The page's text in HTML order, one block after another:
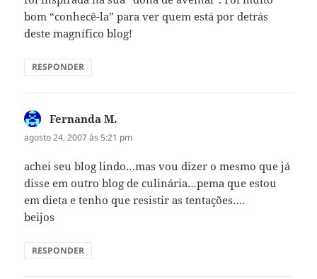
bom “conhecê-la” para ver quem está por detrás
deste magnífico blog!
RESPONDER
Fernanda M.
agosto 24, 2007 às 5:21 pm
achei seu blog lindo…mas vou dizer o mesmo que já
disse em outro blog de culinária…pema que estou
em dieta e tenho que resistir as tentações….
beijos
RESPONDER